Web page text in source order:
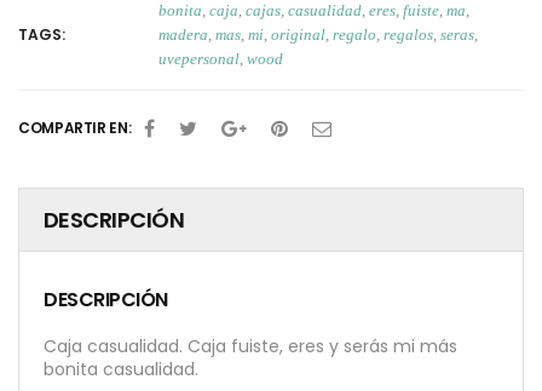
TAGS:
bonita, caja, cajas, casualidad, eres, fuiste, ma,
madera, mas, mi, original, regalo, regalos, seras,
uvepersonal, wood
COMPARTIR EN:
DESCRIPCIÓN
DESCRIPCIÓN
Caja casualidad. Caja fuiste, eres y serás mi más
bonita casualidad.